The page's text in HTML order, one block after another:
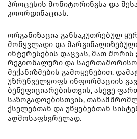
პროცესის მონიტორინგსა და
კოორდინაციას.
ორგანიზაცია განსაკუთრებულ
მოწყვლადი და
ინტერესების დაცვას, მათ
რეგიონალური და
მექანიზმების გამოყენებით.
უზრუნველყოფს ინფორმაციის
ბენეფიციარებისთვის, ასევე
საზოგადოებისთვის,
ქსელებთან და უწყებებთან
აღმოსაფხვრელად.